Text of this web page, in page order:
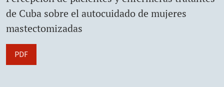
de Cuba sobre el autocuidado de mujeres
mastectomizadas
PDF